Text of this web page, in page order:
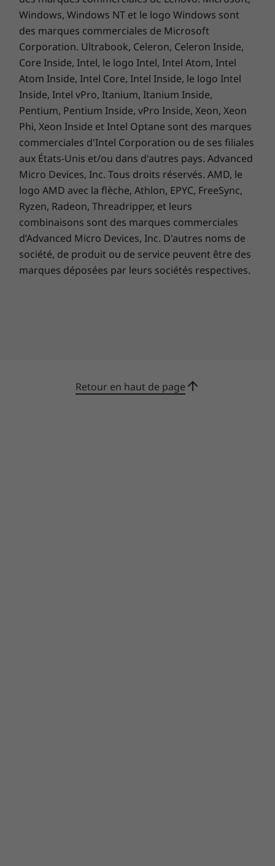
Une sécurité à laquelle vous pouvez vous
fier
Connectez-vous rapidement et en toute
sécurité simplement avec votre sourire ou
votre empreinte digitale. Regardez simplement
la caméra infrarouge hybride Full HD en option
ou appuyez sur le lecteur d’empreintes
digitales en option, intégré au bouton de mise
sous tension, et vous êtes connecté. Ce
portable professionnel est également doté du
module dTPM 2.0 (Discrete Trusted Platform
Module), une puce sécurisée qui chiffre vos
mots de passe et autres données sensibles.
Guide de démarrage rapide
Les caractéristiques et spécifications ci-contre ne reflètent pas forcément
les versions disponibles à la vente dans ce pays !
Windows, Windows NT et le logo Windows sont
des marques commerciales de Microsoft
Corporation. Ultrabook, Celeron, Celeron Inside,
Core Inside, Intel, le logo Intel, Intel Atom, Intel
Atom Inside, Intel Core, Intel Inside, le logo Intel
Inside, Intel vPro, Itanium, Itanium Inside,
Pentium, Pentium Inside, vPro Inside, Xeon, Xeon
Phi, Xeon Inside et Intel Optane sont des marques
commerciales d'Intel Corporation ou de ses filiales
aux États-Unis et/ou dans d'autres pays. Advanced
Micro Devices, Inc. Tous droits réservés. AMD, le
logo AMD avec la flèche, Athlon, EPYC, FreeSync,
Ryzen, Radeon, Threadripper, et leurs
combinaisons sont des marques commerciales
d’Advanced Micro Devices, Inc. D'autres noms de
société, de produit ou de service peuvent être des
marques déposées par leurs sociétés respectives.
Retour en haut de page